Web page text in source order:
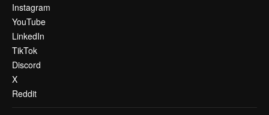
Instagram
YouTube
LinkedIn
TikTok
Discord
X
Reddit